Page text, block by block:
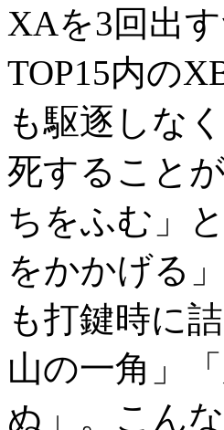
XAを3回出
TOP15内の
も駆逐しな
死することが
ちをふむ」
をかかげる
も打鍵時に
山の一角」
ぬ」。こん